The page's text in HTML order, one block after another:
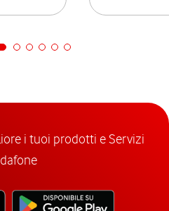
i tuoi prodotti e Servizi